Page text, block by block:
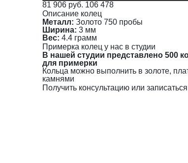
81 906 руб. 106 478
Описание колец
Металл: Золото 750 пробы
Ширина: 3 мм
Вес: 4.4 грамм
Примерка колец у нас в студии
В нашей студии представлено 500
для примерки
Кольца можно выполнить в золоте,
камнями
Получить консультацию или